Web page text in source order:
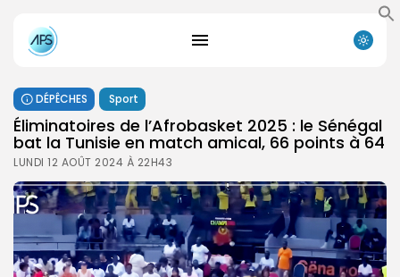
DÉPÊCHES Sport
Éliminatoires de l’Afrobasket 2025 : le Sénégal
bat la Tunisie en match amical, 66 points à 64
LUNDI 12 AOÛT 2024 À 22H43